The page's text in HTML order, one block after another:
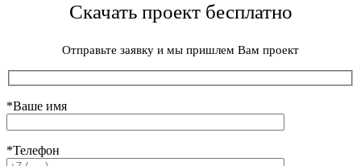
Скачать проект бесплатно
Отправьте заявку и мы пришлем Вам проект
*Ваше имя
*Телефон